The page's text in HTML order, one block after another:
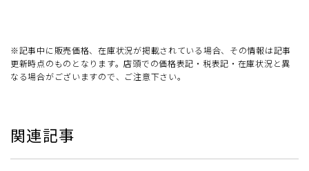
※記事中に販売価格、在庫状況が掲載されている場合、その情報は記事
更新時点のものとなります。店頭での価格表記・税表記・在庫状況と異
なる場合がございますので、ご注意下さい。
関連記事